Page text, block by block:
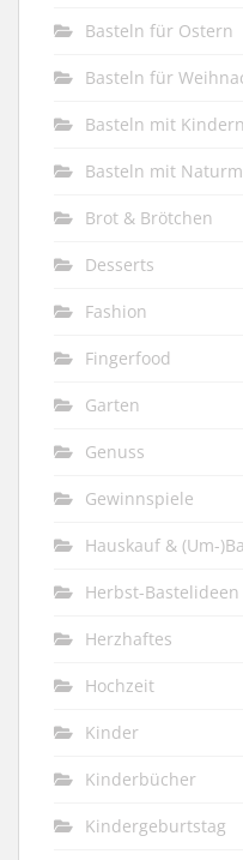
Basteln für Ostern
Basteln für
Basteln mit Kindern
Basteln mit
Brot & Brötchen
Desserts
Fashion
Fingerfood
Garten
Genuss
Gewinnspiele
Hauskauf & (Um-
Herbst-Bastelideen
Herzhaftes
Hochzeit
Kinder
Kinderbücher
Kindergeburtstag